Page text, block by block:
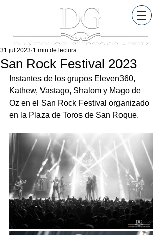
San Rock Festival 2023
31 jul 2023 1 min de lectura
Instantes de los grupos Eleven360,
Kathew, Vastago, Shalom y Mago de
Oz en el San Rock Festival organizado
en la Plaza de Toros de San Roque.